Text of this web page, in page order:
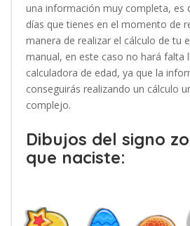
una información muy completa, es
días que tienes en el momento de
manera de realizar el cálculo de tu
manual, en este caso no hará falta
calculadora de edad, ya que la
conseguirás realizando un cálculo
complejo.
Dibujos del signo
que naciste: